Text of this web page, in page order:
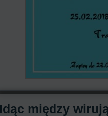
Idąc między